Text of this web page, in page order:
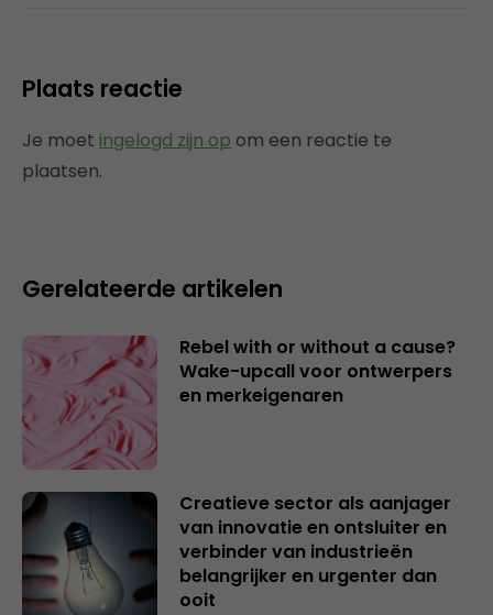
Plaats reactie
Je moet ingelogd zijn op om een reactie te
plaatsen.
Gerelateerde artikelen
Rebel with or without a cause?
Wake-upcall voor ontwerpers
en merkeigenaren
Creatieve sector als aanjager
van innovatie en ontsluiter en
verbinder van industrieën
belangrijker en urgenter dan
ooit